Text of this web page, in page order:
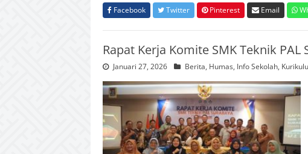
Facebook Twitter Pinterest Email
Rapat Kerja Komite SMK Teknik
Januari 27, 2026 Berita, Humas, Info Sekolah,